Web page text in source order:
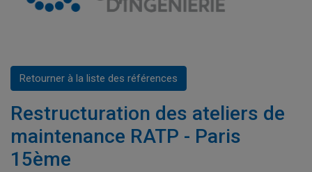
Retourner à la liste des références
Restructuration des ateliers de
maintenance RATP - Paris
15ème